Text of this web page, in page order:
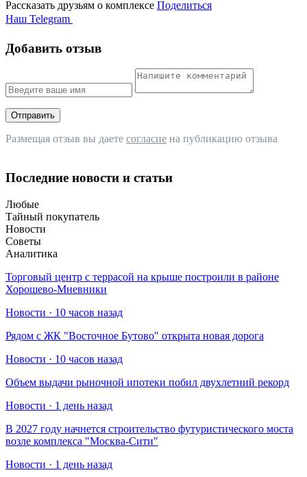
Рассказать друзьям о комплексе Поделиться
Наш Telegram
Добавить отзыв
Отправить
Размещая отзыв вы даете согласие на публикацию отзыва
Последние новости и статьи
Любые
Тайный покупатель
Новости
Советы
Аналитика
Торговый центр с террасой на крыше построили в районе
Хорошево-Мневники
Новости · 10 часов назад
Рядом с ЖК "Восточное Бутово" открыта новая дорога
Новости · 10 часов назад
Объем выдачи рыночной ипотеки побил двухлетний рекорд
Новости · 1 день назад
В 2027 году начнется строительство футуристического моста
возле комплекса "Москва-Сити"
Новости · 1 день назад